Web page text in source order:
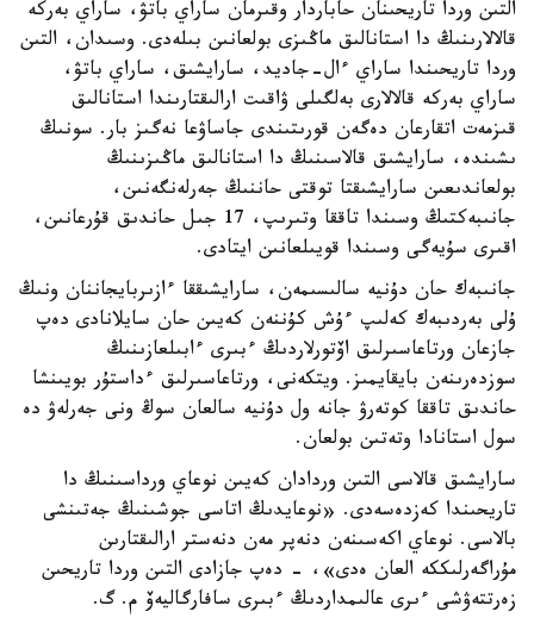
التىن وردا تاريحىنان حاباردار وقىرمان ساراي باتۋ، ساراي بەركە
قالالارىنىڭ دا استانالىق ماڭىزى بولعانىن بىلەدى. وسىدان، التىن
وردا تاريحىندا ساراي ءال-جاديد، سارايشىق، ساراي باتۋ،
ساراي بەركە قالالارى بەلگىلى ۋاقىت ارالىقتارىندا استانالىق
قىزمەت اتقارعان دەگەن قورىتىندى جاساۋعا نەگىز بار. سونىڭ
ىشىندە، سارايشىق قالاسىنىڭ دا استانالىق ماڭىزىنىڭ
بولعاندىعىن سارايشىقتا توقتى حاننىڭ جەرلەنگەنىن،
جانىبەكتىڭ وسىندا تاققا وتىرىپ، 17 جىل حاندىق قۇرعانىن،
اقىرى سۇيەگى وسىندا قويىلعانىن ايتادى.
جانىبەك حان دۇنيە سالىسىمەن، سارايشىققا ءازىربايجاننان ونىڭ
ۇلى بەردىبەك كەلىپ ءۇش كۇننەن كەيىن حان سايلانادى دەپ
جازعان ورتاعاسىرلىق اۆتورلاردىڭ ءبىرى ءابىلعازىنىڭ
سوزدەرىنەن بايقايمىز. ويتكەنى، ورتاعاسىرلىق ءداستۇر بويىنشا
حاندىق تاققا كوتەرۋ جانە ول دۇنيە سالعان سوڭ ونى جەرلەۋ دە
سول استانادا وتەتىن بولعان.
سارايشىق قالاسى التىن وردادان كەيىن نوعاي ورداسىنىڭ دا
تاريحىندا كەزدەسەدى. «نوعايدىڭ اتاسى جوشىنىڭ جەتىنشى
بالاسى. نوعاي اكەسىنەن دنەپر مەن دنەستر ارالىقتارىن
مۇراگەرلىككە العان ەدى»، - دەپ جازادى التىن وردا تاريحىن
زەرتتەۋشى ءىرى عالىمداردىڭ ءبىرى سافارگاليەۆ م. گ.